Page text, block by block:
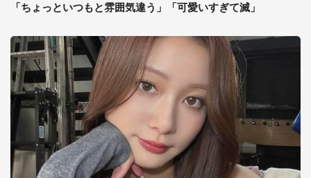
「ちょっといつもと雰囲気違う」「可愛いすぎて滅」